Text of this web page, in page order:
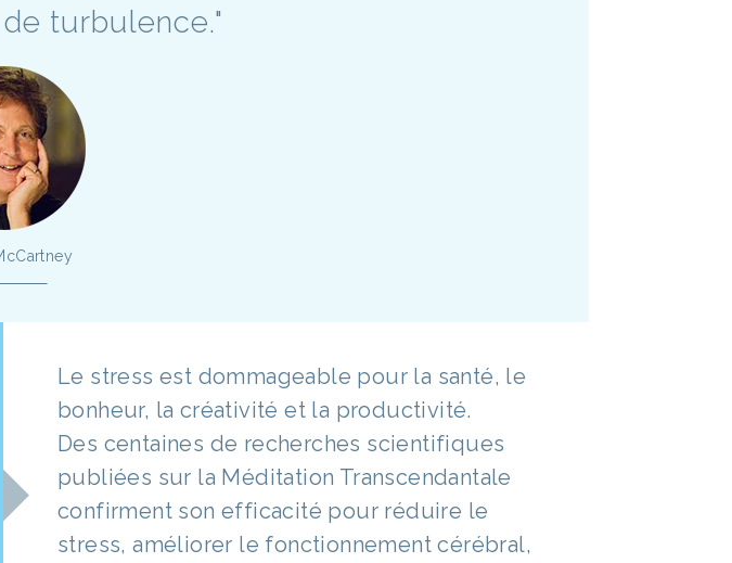
turbulence."
Le stress est dommageable pour la santé, le
bonheur, la créativité et la productivité.
Des centaines de recherches scientifiques
publiées sur la Méditation Transcendantale
confirment son efficacité pour réduire le
stress, améliorer le fonctionnement cérébral,